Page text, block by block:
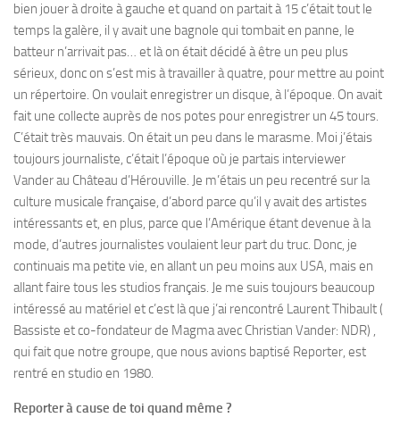
bien jouer à droite à gauche et quand on partait à 15 c’était tout le
temps la galère, il y avait une bagnole qui tombait en panne, le
batteur n’arrivait pas… et là on était décidé à être un peu plus
sérieux, donc on s’est mis à travailler à quatre, pour mettre au point
un répertoire. On voulait enregistrer un disque, à l’époque. On avait
fait une collecte auprès de nos potes pour enregistrer un 45 tours.
C’était très mauvais. On était un peu dans le marasme. Moi j’étais
toujours journaliste, c’était l’époque où je partais interviewer
Vander au Château d’Hérouville. Je m’étais un peu recentré sur la
culture musicale française, d’abord parce qu’il y avait des artistes
intéressants et, en plus, parce que l’Amérique étant devenue à la
mode, d’autres journalistes voulaient leur part du truc. Donc, je
continuais ma petite vie, en allant un peu moins aux USA, mais en
allant faire tous les studios français. Je me suis toujours beaucoup
intéressé au matériel et c’est là que j’ai rencontré Laurent Thibault (
Bassiste et co-fondateur de Magma avec Christian Vander: NDR) ,
qui fait que notre groupe, que nous avions baptisé Reporter, est
rentré en studio en 1980.
Reporter à cause de toi quand même ?